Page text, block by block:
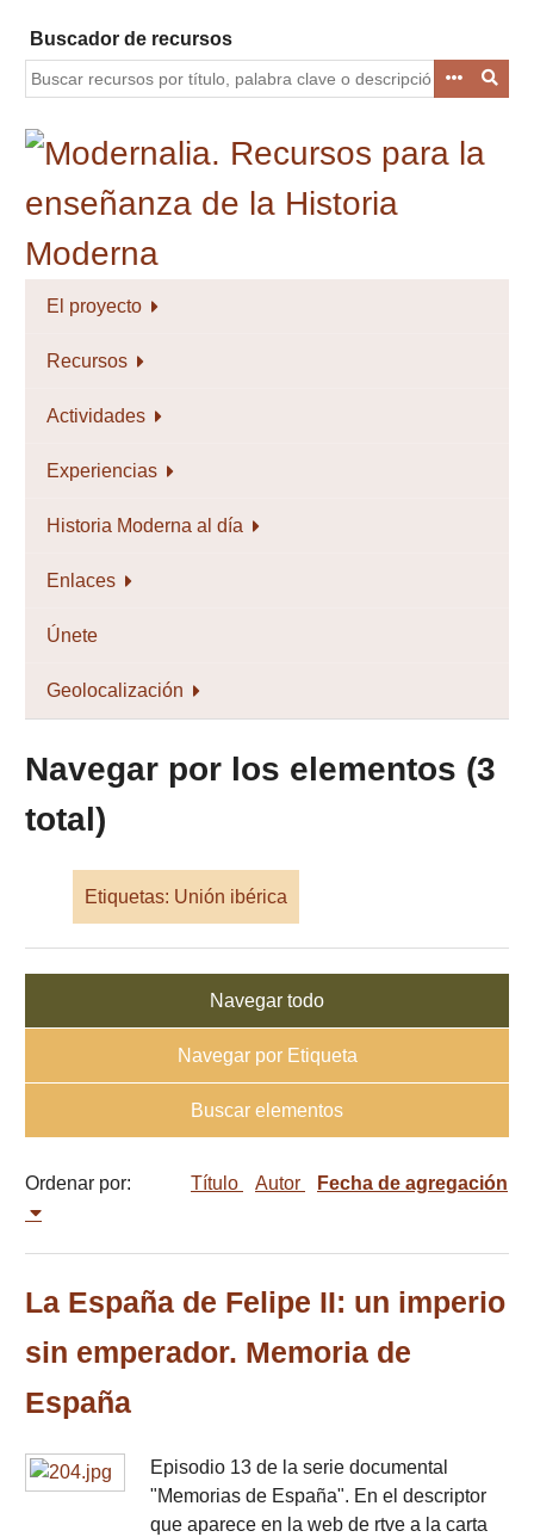
contenido
principal
Buscador de recursos
El proyecto
Recursos
Actividades
Experiencias
Historia Moderna al día
Enlaces
Únete
Geolocalización
Navegar por los elementos (3
total)
Etiquetas: Unión ibérica
Navegar todo
Navegar por Etiqueta
Buscar elementos
Ordenar por: Título Autor Fecha de agregación
La España de Felipe II: un imperio
sin emperador. Memoria de
España
Episodio 13 de la serie documental
"Memorias de España". En el descriptor
que aparece en la web de rtve a la carta